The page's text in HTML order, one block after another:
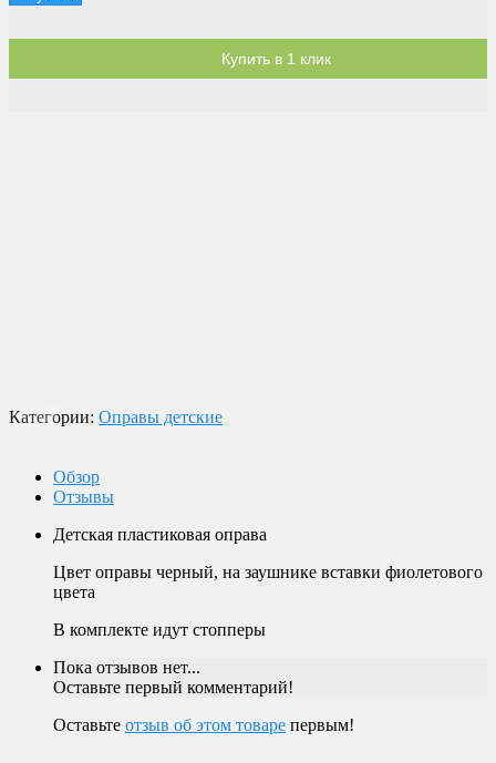
Купить в 1 клик
Категории: Оправы детские
Обзор
Отзывы
Детская пластиковая оправа
Цвет оправы черный, на заушнике вставки фиолетового
цвета
В комплекте идут стопперы
Пока отзывов нет...
Оставьте первый комментарий!
Оставьте отзыв об этом товаре первым!